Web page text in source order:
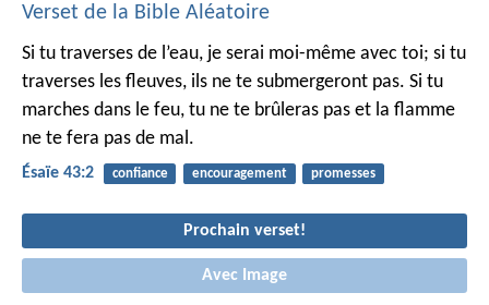
Verset de la Bible Aléatoire
Si tu traverses de l’eau, je serai moi-même avec toi; si tu
traverses les fleuves, ils ne te submergeront pas. Si tu
marches dans le feu, tu ne te brûleras pas et la flamme
ne te fera pas de mal.
Ésaïe 43:2 confiance encouragement promesses
Prochain verset!
Avec Image